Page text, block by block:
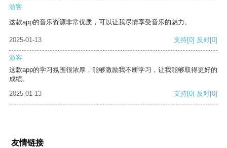
游客
这款app的音乐资源非常优质，可以让我尽情享受音乐的魅力。
2025-01-13 支持[0] 反对[0]
游客
这款app的学习氛围很浓厚，能够激励我不断学习，让我能够取得更好的
成绩。
2025-01-13
支持[0] 反对[0]
友情链接